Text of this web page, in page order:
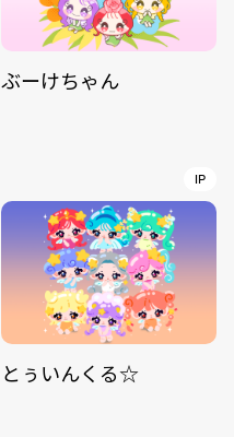
ぶーけちゃん
IP
とぅいんくる☆